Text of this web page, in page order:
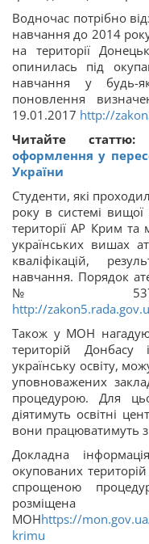
Водночас потрібно
навчання до 2014
на території
опинилась під
навчання у будь-
поновлення
19.01.2017 http://
Читайте статтю:
оформлення у
України
Студенти, які
року в системі
території АР Крим
українських вишах
кваліфікацій,
навчання. Порядок
№ 537
http://
Також у МОН
територій
українську освіту,
уповноважених
процедурою. Для
діятимуть освітні
вони працюватимуть
Докладна
окупованих територій
спрощеною
МОНhttps://
krimu